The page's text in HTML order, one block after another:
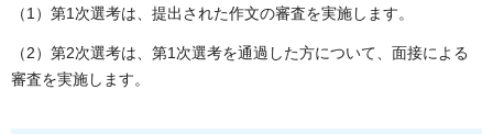
（1）第1次選考は、提出された作文の審査を実施します。
（2）第2次選考は、第1次選考を通過した方について、面接による
審査を実施します。